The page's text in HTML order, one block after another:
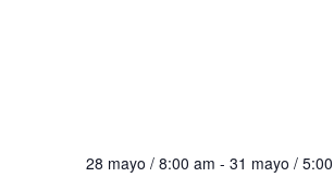
28 mayo / 8:00 am - 31 mayo /